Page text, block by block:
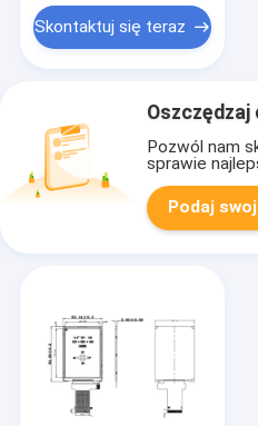
Skontaktuj się teraz
Oszczędzaj
Pozwól nam
sprawie
Podaj